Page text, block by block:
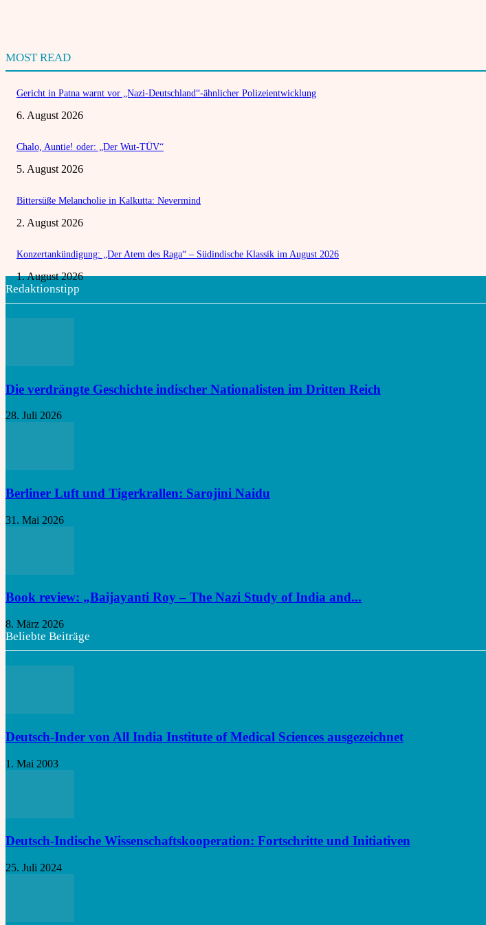
MOST READ
Gericht in Patna warnt vor „Nazi-Deutschland“-ähnlicher Polizeientwicklung
6. August 2026
Chalo, Auntie! oder: „Der Wut-TÜV“
5. August 2026
Bittersüße Melancholie in Kalkutta: Nevermind
2. August 2026
Konzertankündigung: „Der Atem des Raga“ – Südindische Klassik im August 2026
1. August 2026
Redaktionstipp
Die verdrängte Geschichte indischer Nationalisten im Dritten Reich
28. Juli 2026
Berliner Luft und Tigerkrallen: Sarojini Naidu
31. Mai 2026
Book review: „Baijayanti Roy – The Nazi Study of India and...
8. März 2026
Beliebte Beiträge
Deutsch-Inder von All India Institute of Medical Sciences ausgezeichnet
1. Mai 2003
Deutsch-Indische Wissenschaftskooperation: Fortschritte und Initiativen
25. Juli 2024